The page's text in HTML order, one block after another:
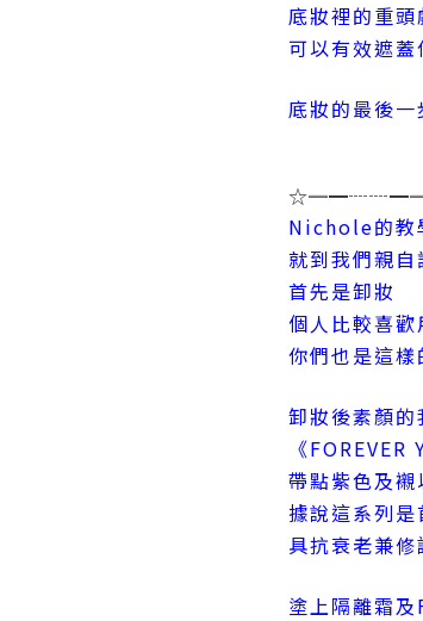
底妝裡的重
可以有效遮蓋
底妝的最後
Nichole的教
就到我們親自
首先是卸妝
個人比較喜
你們也是這樣
卸妝後素顏的
《
帶點紫色及
據說這系列
具抗衰老兼
塗上隔離霜